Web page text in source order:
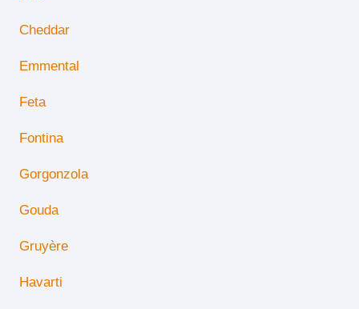
Cheddar
Emmental
Feta
Fontina
Gorgonzola
Gouda
Gruyère
Havarti